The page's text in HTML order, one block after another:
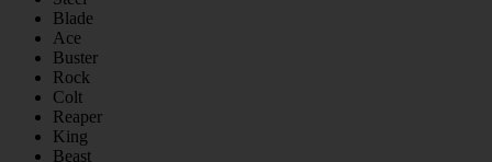
Blade
Ace
Buster
Rock
Colt
Reaper
King
Beast